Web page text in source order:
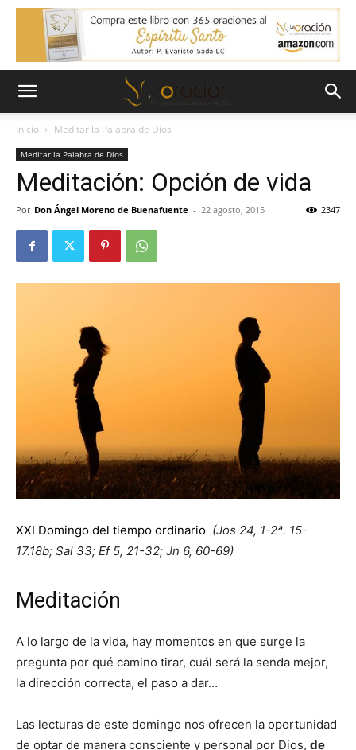
Inicio Meditar la Palabra de Dios
Meditar la Palabra de Dios
Meditación: Opción de vida
Por Don Ángel Moreno de Buenafuente - 22 agosto, 2015 2347
XXI Domingo del tiempo ordinario (Jos 24, 1-2ª. 15-
17.18b; Sal 33; Ef 5, 21-32; Jn 6, 60-69)
Meditación
A lo largo de la vida, hay momentos en que surge la
pregunta por qué camino tirar, cuál será la senda mejor,
la dirección correcta, el paso a dar…
Las lecturas de este domingo nos ofrecen la oportunidad
de optar de manera consciente y personal por Dios, de